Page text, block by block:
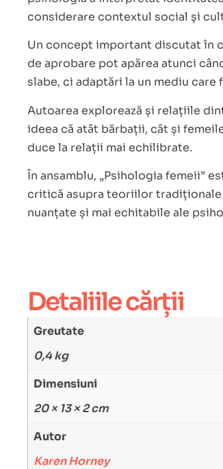
considerare contextul social și
Un concept important discutat în
de aprobare pot apărea atunci
slabe, ci adaptări la un mediu care
Autoarea explorează și relațiile
ideea că atât bărbații, cât și
duce la relații mai echilibrate.
În ansamblu, „Psihologia femeii”
critică asupra teoriilor
nuanțate și mai echitabile ale
Detaliile cărții
Greutate
0,4 kg
Dimensiuni
20 × 13 × 2 cm
Autor
Karen Horney